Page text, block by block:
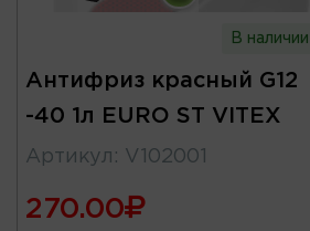
В наличии
Антифриз красный G12
-40 1л EURO ST VITEX
Артикул : V102001
270.00